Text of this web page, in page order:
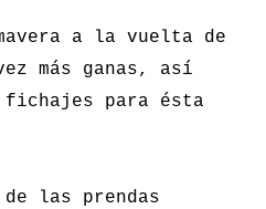
a la vuelta de
más ganas, así
fichajes para ésta
de las prendas